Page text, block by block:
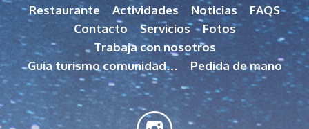
Restaurante
Actividades Noticias
FAQS
Contacto
Servicios
Fotos
Trabaja con nosotros
Guia turismo comunidad…
Pedida de mano